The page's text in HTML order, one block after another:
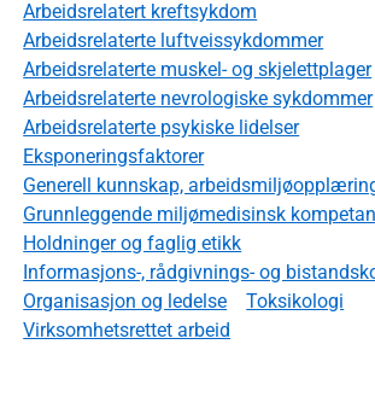
Arbeidsrelatert kreftsykdom
Arbeidsrelaterte luftveissykdommer
Arbeidsrelaterte muskel- og skjelettplager
Arbeidsrelaterte nevrologiske sykdommer
Arbeidsrelaterte psykiske lidelser
Eksponeringsfaktorer
Generell kunnskap,
Grunnleggende miljømedisinsk
Holdninger og faglig etikk
Informasjons-, rådgivnings- og
Organisasjon og ledelse
Toksikologi
Virksomhetsrettet arbeid